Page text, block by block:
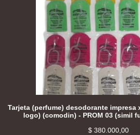
Tarjeta (perfume) desodorante impresa
logo) (comodin) - PROM 03 (simil
$ 380.000,00